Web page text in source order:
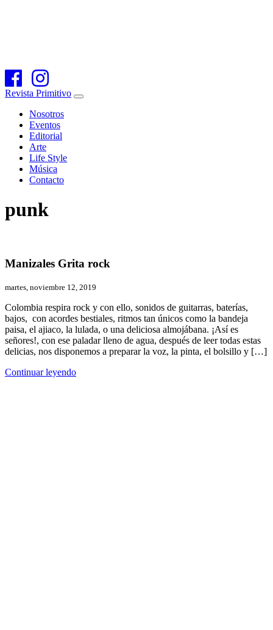
Revista Primitivo
Nosotros
Eventos
Editorial
Arte
Life Style
Música
Contacto
punk
Manizales Grita rock
martes, noviembre 12, 2019
Colombia respira rock y con ello, sonidos de guitarras, baterías,
bajos, con acordes bestiales, ritmos tan únicos como la bandeja
paisa, el ajiaco, la lulada, o una deliciosa almojábana. ¡Así es
señores!, con ese paladar lleno de agua, después de leer todas estas
delicias, nos disponemos a preparar la voz, la pinta, el bolsillo y […]
Continuar leyendo